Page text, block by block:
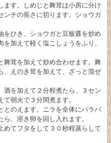
ます。しめじと舞茸は小房に分け
ンチの長さに切ります。ショウガ
をひき、ショウガと豆板醤を炒め
加えて軽く塩こしょうをふり、
舞茸を加えて炒め合わせます。舞
、えのき茸を加えて、ざっと混ぜ
酒を加えて２分程煮たら、３セン
弱火で３分間煮ます。
とのえます。ニラを全体にパラパ
、溶き卵を回し入れます。
めてフタをして３０秒程蒸らして